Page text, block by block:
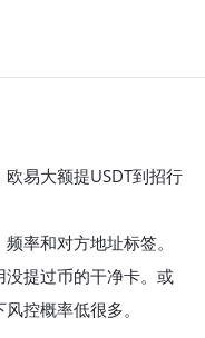
易大额提USDT到招行
率和对方地址标签。
提过币的干净卡。或
控概率低很多。